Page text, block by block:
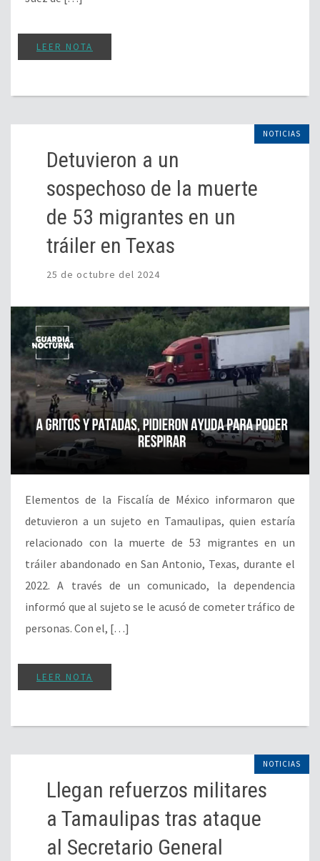
LEER NOTA
NOTICIAS
Detuvieron a un
sospechoso de la muerte
de 53 migrantes en un
tráiler en Texas
25 de octubre del 2024
Elementos de la Fiscalía de México informaron que
detuvieron a un sujeto en Tamaulipas, quien estaría
relacionado con la muerte de 53 migrantes en un
tráiler abandonado en San Antonio, Texas, durante el
2022. A través de un comunicado, la dependencia
informó que al sujeto se le acusó de cometer tráfico de
personas. Con el, […]
LEER NOTA
NOTICIAS
Llegan refuerzos militares
a Tamaulipas tras ataque
al Secretario General